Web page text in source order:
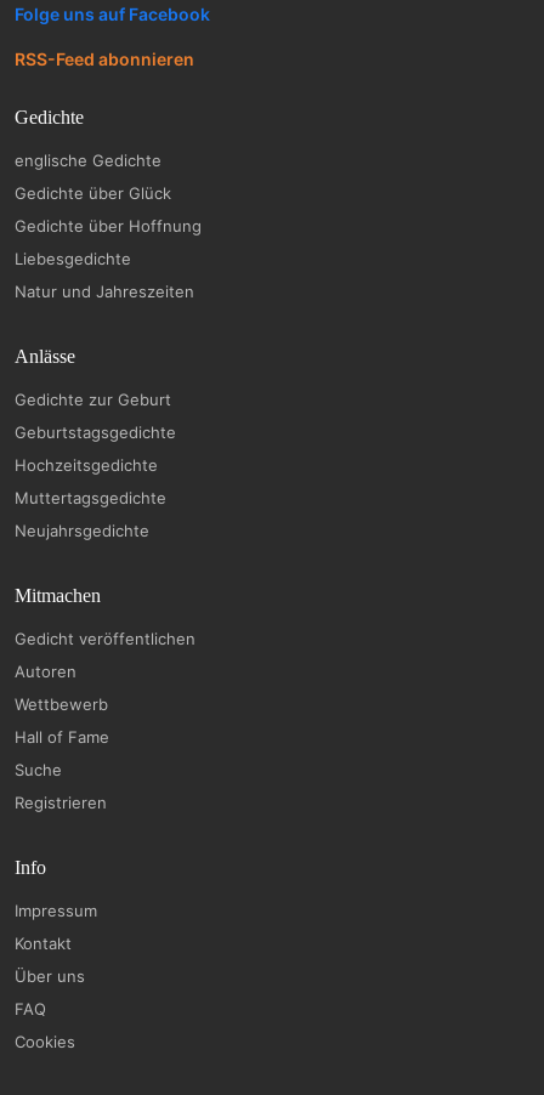
Folge uns auf Facebook
RSS-Feed abonnieren
Gedichte
englische Gedichte
Gedichte über Glück
Gedichte über Hoffnung
Liebesgedichte
Natur und Jahreszeiten
Anlässe
Gedichte zur Geburt
Geburtstagsgedichte
Hochzeitsgedichte
Muttertagsgedichte
Neujahrsgedichte
Mitmachen
Gedicht veröffentlichen
Autoren
Wettbewerb
Hall of Fame
Suche
Registrieren
Info
Impressum
Kontakt
Über uns
FAQ
Cookies